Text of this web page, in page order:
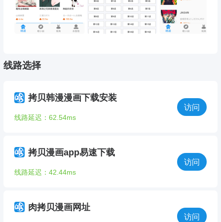
线路选择
拷贝韩漫漫画下载安装
线路延迟：62.54ms
访问
拷贝漫画app易速下载
线路延迟：42.44ms
访问
肉拷贝漫画网址
访问